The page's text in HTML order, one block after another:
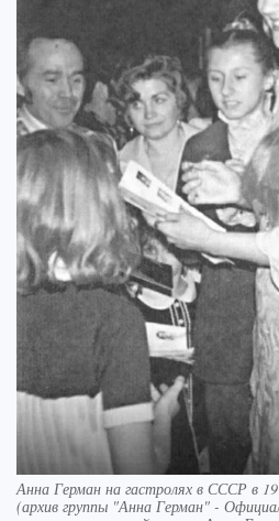
Анна Герман на гастролях в СССР в
(архив группы "Анна Герман" -